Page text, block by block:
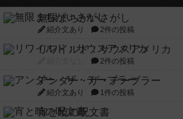
無限まちがいさがし
紹介文あり 2件の投稿
リワイルド：サウスアメリカ
2件の投稿
アンダー・ザ・テーブラー
紹介文あり 1件の投稿
宵と暁の呪文書